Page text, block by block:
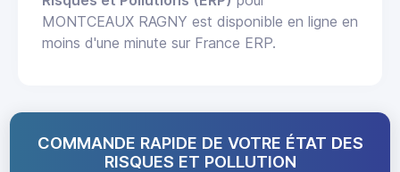
MONTCEAUX RAGNY est disponible en ligne en
moins d'une minute sur France ERP.
COMMANDE RAPIDE DE VOTRE ÉTAT DES
RISQUES ET POLLUTION